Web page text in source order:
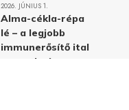
2026. JÚNIUS 1.
Alma-cékla-répa
lé – a legjobb
immunerősítő ital
receptje és